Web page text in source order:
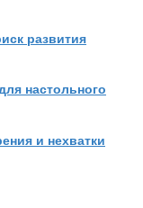
развития
настольного
и нехватки